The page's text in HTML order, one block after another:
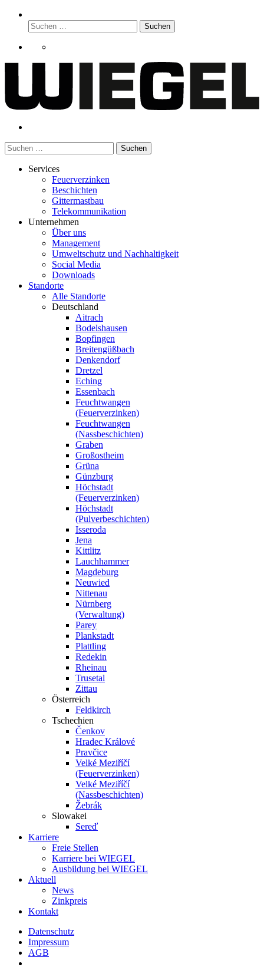
Suchen
nach:
Suchen
nach:
Services
Feuerverzinken
Beschichten
Gittermastbau
Telekommunikation
Unternehmen
Über uns
Management
Umweltschutz und Nachhaltigkeit
Social Media
Downloads
Standorte
Alle Standorte
Deutschland
Aitrach
Bodelshausen
Bopfingen
Breitengüßbach
Denkendorf
Dretzel
Eching
Essenbach
Feuchtwangen
(Feuerverzinken)
Feuchtwangen
(Nassbeschichten)
Graben
Großostheim
Grüna
Günzburg
Höchstadt
(Feuerverzinken)
Höchstadt
(Pulverbeschichten)
Isseroda
Jena
Kittlitz
Lauchhammer
Magdeburg
Neuwied
Nittenau
Nürnberg
(Verwaltung)
Parey
Plankstadt
Plattling
Redekin
Rheinau
Trusetal
Zittau
Österreich
Feldkirch
Tschechien
Čenkov
Hradec Králové
Pravčice
Velké Meziříčí
(Feuerverzinken)
Velké Meziříčí
(Nassbeschichten)
Žebrák
Slowakei
Sereď
Karriere
Freie Stellen
Karriere bei WIEGEL
Ausbildung bei WIEGEL
Aktuell
News
Zinkpreis
Kontakt
Datenschutz
Impressum
AGB